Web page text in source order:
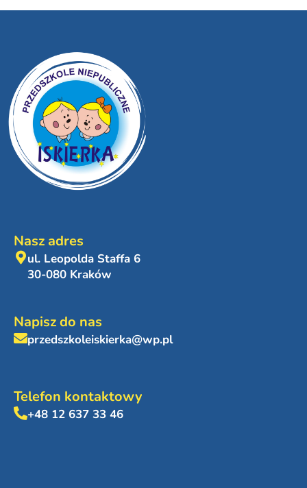
Nasz adres
ul. Leopolda Staffa 6
30-080 Kraków
Napisz do nas
przedszkoleiskierka@wp.pl
Telefon kontaktowy
+48 12 637 33 46